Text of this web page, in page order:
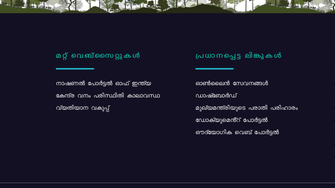
മറ്റ് വെബ്സൈറ്റുകൾ
നാഷണൽ പോർട്ടൽ ഓഫ് ഇന്ത്യ
കേന്ദ്ര വനം പരിസ്ഥിതി കാലാവസ്ഥ
വ്യതിയാന വകുപ്പ്
പ്രധാനപ്പെട്ട ലിങ്കുകൾ
ഓൺലൈൻ സേവനങ്ങൾ
ഡാഷ്ബോർഡ്
മുഖ്യമന്ത്രിയുടെ പരാതി പരിഹാരം
ഡോക്യുമെൻ്റ് പോർട്ടൽ
ഔദ്യോഗിക വെബ് പോർട്ടൽ